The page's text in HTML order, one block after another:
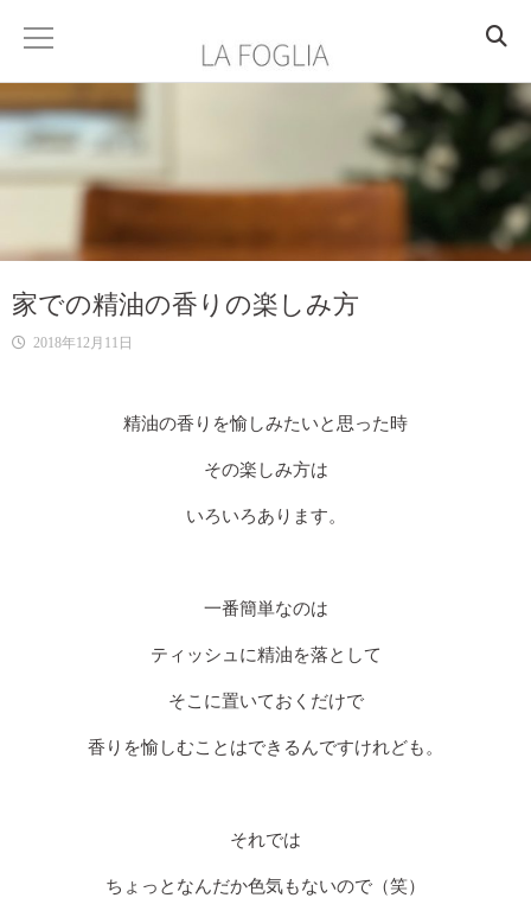
HOME
PROFILE
ACCESS
香りを楽しむ
家での精油の香りの楽しみ方
2018年12月11日
精油の香りを愉しみたいと思った時
その楽しみ方は
いろいろあります。
一番簡単なのは
ティッシュに精油を落として
そこに置いておくだけで
香りを愉しむことはできるんですけれども。
それでは
ちょっとなんだか色気もないので（笑）